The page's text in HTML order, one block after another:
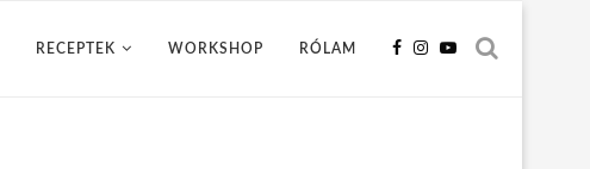
RECEPTEK WORKSHOP RÓLAM